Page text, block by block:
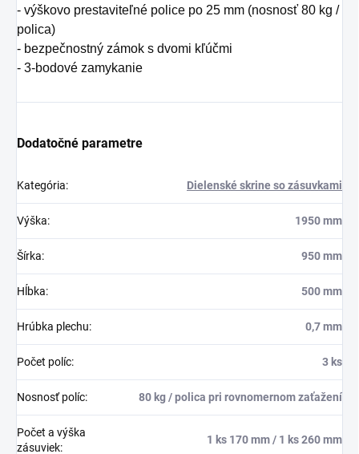
- výškovo prestaviteľné police po 25 mm (nosnosť 80 kg /
polica)
- bezpečnostný zámok s dvomi kľúčmi
- 3-bodové zamykanie
Dodatočné parametre
Kategória: Dielenské skrine so zásuvkami
Výška: 1950 mm
Šírka: 950 mm
Hĺbka: 500 mm
Hrúbka plechu: 0,7 mm
Počet políc: 3 ks
Nosnosť políc: 80 kg / polica pri rovnomernom zaťažení
Počet a výška
zásuviek:
1 ks 170 mm / 1 ks 260 mm